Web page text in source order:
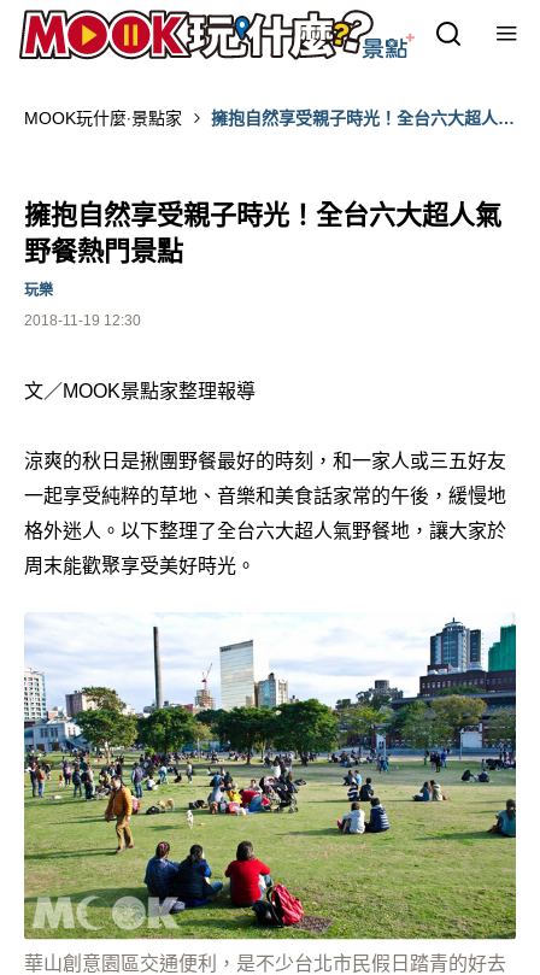
MOOK玩什麼‧景點家
擁抱自然享受親子時光！全台六大超人氣
擁抱自然享受親子時光！全台六大超人氣
野餐熱門景點
2018-11-19 12:30
玩樂
文／MOOK景點家整理報導
涼爽的秋日是揪團野餐最好的時刻，和一家人或三五好友
一起享受純粹的草地、音樂和美食話家常的午後，緩慢地
格外迷人。以下整理了全台六大超人氣野餐地，讓大家於
周末能歡聚享受美好時光。
華山創意園區交通便利，是不少台北市民假日踏青的好去